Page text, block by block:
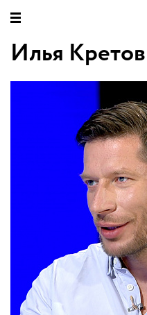
Илья Кретов